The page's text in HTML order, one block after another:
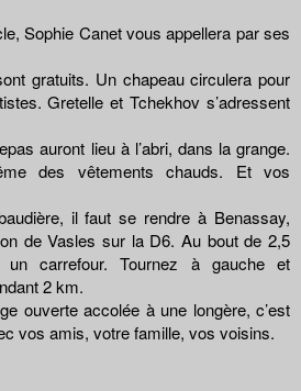
Sophie Canet vous appellera par ses
gratuits. Un chapeau circulera pour
Gretelle et Tchekhov s’adressent
auront lieu à l’abri, dans la grange.
des vêtements chauds. Et vos
il faut se rendre à Benassay,
de Vasles sur la D6. Au bout de 2,5
carrefour. Tournez à gauche et
2 km.
ouverte accolée à une longère, c’est
vos amis, votre famille, vos voisins.